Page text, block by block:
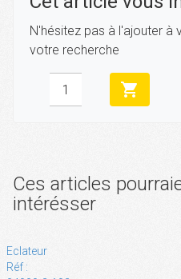
N'hésitez pas à l'ajouter à
votre recherche
shopping_cart
Ces articles
intérésser
Eclateur
Réf :